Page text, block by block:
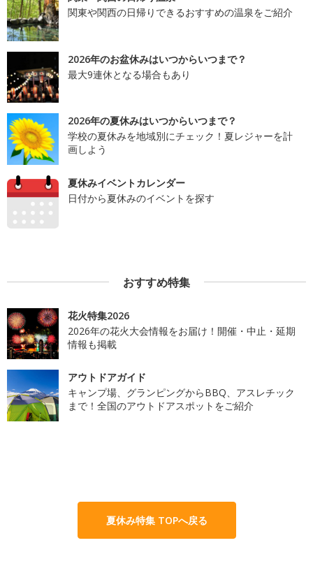
関東や関西の日帰りできるおすすめの温泉をご紹介
2026年のお盆休みはいつからいつまで？
最大9連休となる場合もあり
2026年の夏休みはいつからいつまで？
学校の夏休みを地域別にチェック！夏レジャーを計
画しよう
夏休みイベントカレンダー
日付から夏休みのイベントを探す
おすすめ特集
花火特集2026
2026年の花火大会情報をお届け！開催・中止・延期
情報も掲載
アウトドアガイド
キャンプ場、グランピングからBBQ、アスレチック
まで！全国のアウトドアスポットをご紹介
夏休み特集 TOPへ戻る